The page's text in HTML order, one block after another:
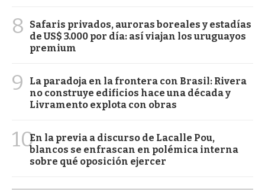
8
Safaris privados, auroras boreales y estadías
de US$ 3.000 por día: así viajan los uruguayos
premium
9
La paradoja en la frontera con Brasil: Rivera
no construye edificios hace una década y
Livramento explota con obras
10En la previa a discurso de Lacalle Pou,
blancos se enfrascan en polémica interna
sobre qué oposición ejercer